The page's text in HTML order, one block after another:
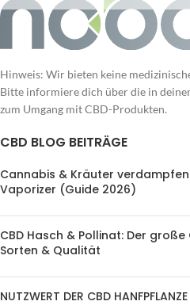
Hinweis: Wir bieten keine
Bitte informiere dich über die in
zum Umgang mit CBD-Produkten.
CBD BLOG BEITRÄGE
Cannabis & Kräuter
Vaporizer (Guide 2026)
CBD Hasch & Pollinat: Der
Sorten & Qualität
NUTZWERT DER CBD HANFPFLANZE